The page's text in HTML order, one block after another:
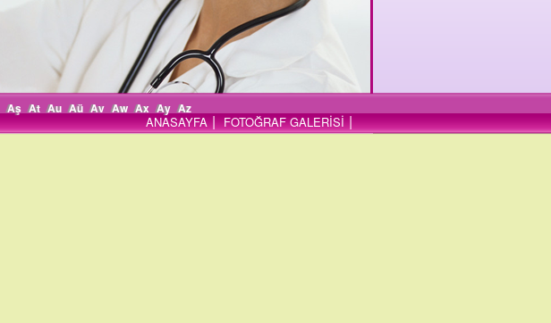
Aş At Au Aü Av Aw Ax Ay Az
ANASAYFA | FOTOĞRAF GALERİSİ |